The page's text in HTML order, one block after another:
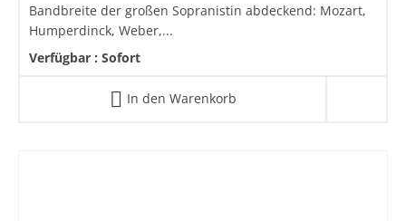
Bandbreite der großen Sopranistin abdeckend: Mozart,
Humperdinck, Weber,...
Verfügbar : Sofort
In den Warenkorb